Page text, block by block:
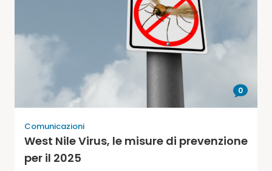
0
Comunicazioni
West Nile Virus, le misure di prevenzione
per il 2025